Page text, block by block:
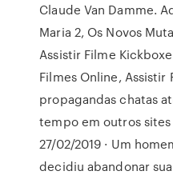
Claude Van Damme.
Maria 2, Os Novos
Assistir Filme
Filmes Online, Assistir
propagandas chatas
tempo em outros sites
27/02/2019 · Um
decidiu abandonar